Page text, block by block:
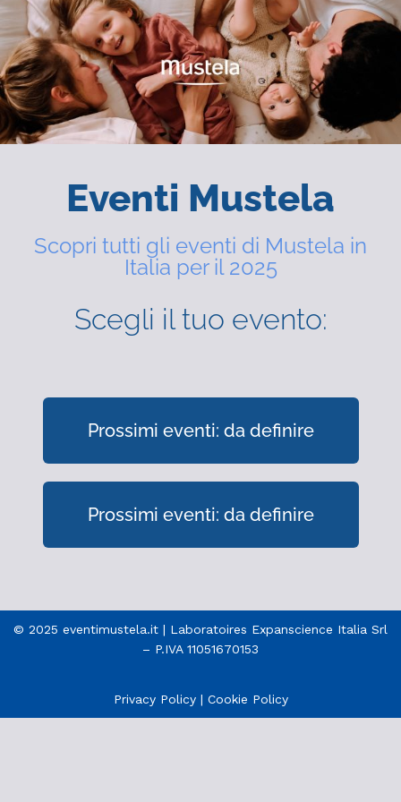
Eventi Mustela
Scopri tutti gli eventi di Mustela in
Italia per il 2025
Scegli il tuo evento:
Prossimi eventi: da definire
Prossimi eventi: da definire
© 2025 eventimustela.it | Laboratoires Expanscience Italia Srl
– P.IVA 11051670153
Privacy Policy| Cookie Policy